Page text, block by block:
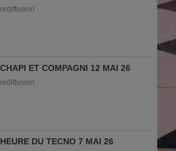
rediffusion
CHAPI ET COMPAGNI 12 MAI 26
rediffusion
HEURE DU TECNO 7 MAI 26